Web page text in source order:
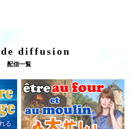
diffusion
配信一覧